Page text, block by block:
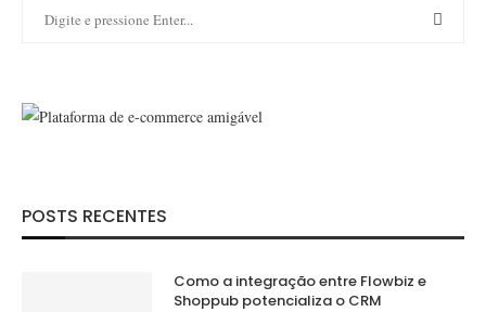
POSTS RECENTES
Como a integração entre Flowbiz e
Shoppub potencializa o CRM